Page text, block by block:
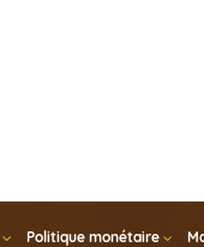
Politique monétaire